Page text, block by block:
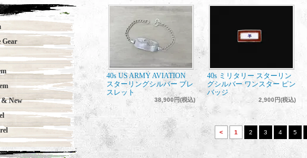
New
40s US ARMY AVIATION
スターリングシルバー ブレ
スレット
38,900円(税込)
40s ミリタリー スターリン
グシルバー ワンスター ピン
バッジ
2,900円(税込)
< 1 2 3 4 5